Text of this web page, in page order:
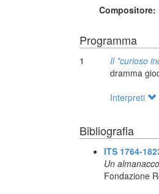
Compositore:
Programma
1
Il *curioso
dramma
Interpreti
Bibliografia
ITS 1764-
Un
Fondazione